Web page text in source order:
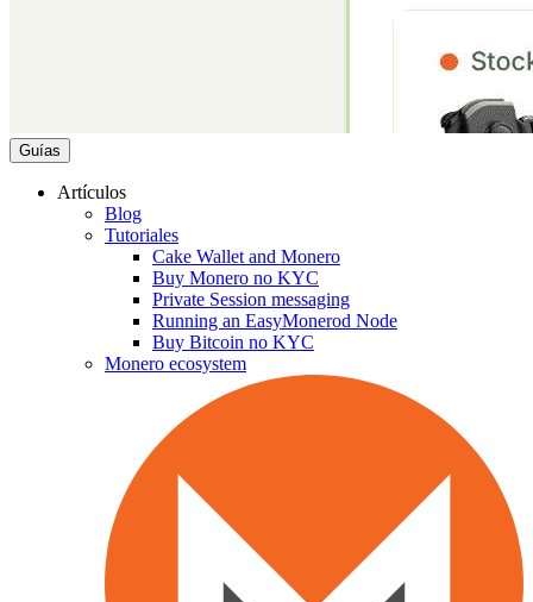
Guías
Artículos
Blog
Tutoriales
Cake Wallet and Monero
Buy Monero no KYC
Private Session messaging
Running an EasyMonerod Node
Buy Bitcoin no KYC
Monero ecosystem